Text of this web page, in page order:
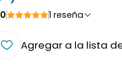
1 reseña
Agregar a la lista